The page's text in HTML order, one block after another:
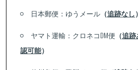
日本郵便：ゆうメール （追跡なし）
ヤマト運輸：クロネコDM便 （追跡
認可能）